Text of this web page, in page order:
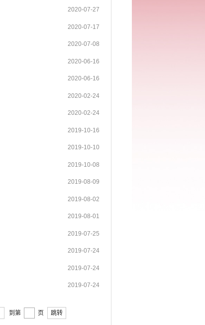
2020-07-27
2020-07-17
2020-07-08
2020-06-16
2020-06-16
2020-02-24
2020-02-24
2019-10-16
2019-10-10
2019-10-08
2019-08-09
2019-08-02
2019-08-01
2019-07-25
2019-07-24
2019-07-24
2019-07-24
到第 页 跳转